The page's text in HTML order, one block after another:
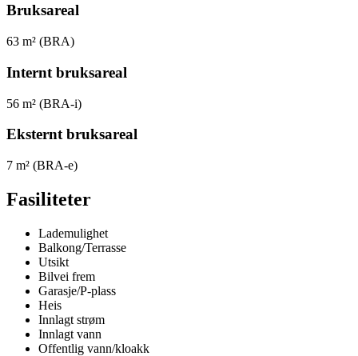
Bruksareal
63 m² (BRA)
Internt bruksareal
56 m² (BRA-i)
Eksternt bruksareal
7 m² (BRA-e)
Fasiliteter
Lademulighet
Balkong/Terrasse
Utsikt
Bilvei frem
Garasje/P-plass
Heis
Innlagt strøm
Innlagt vann
Offentlig vann/kloakk